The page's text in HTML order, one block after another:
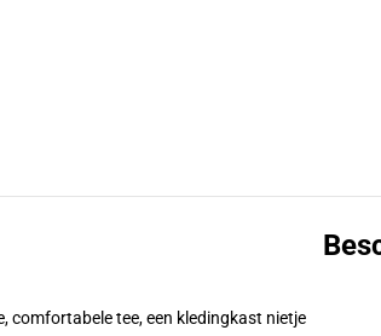
comfortabele tee, een kledingkast nietje